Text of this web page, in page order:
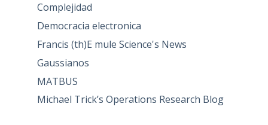
Complejidad
Democracia electronica
Francis (th)E mule Science's News
Gaussianos
MATBUS
Michael Trick’s Operations Research Blog